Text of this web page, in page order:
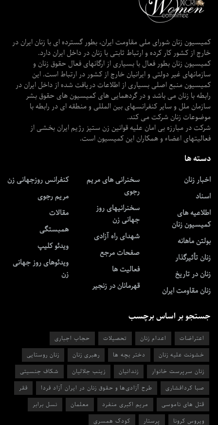
کمیسیون زنان شورای ملی مقاومت ایران، بطور گسترده ای با زنان ایران در
خارج از کشور کار کرده و ارتباط ثابتی با زنان در داخل ایران دارد.
کمیسیون زنان بطور فعال با بسیاری از ارگانهای فعال حقوق زنان و
سازمانهای غیر دولتی و ایرانیان خارج از کشور در ارتباط است. این
کمیسیون منبع اصلی بسیاری از اطلاعات دریافت شده از داخل ایران در
رابطه با زنان می باشد و در گردهمایی های کمیسیون های حقوق بشر
سازمان ملل و سایر کنفرانسهای بین المللی و منطقه ای در رابطه با
موضوعات زنان شرکت می کند.
شرکت در مبارزه بی امان علیه قوانین زن ستیز رژیم ایران بخشی از
فعالیتهای اعضاء و همکاران این کمیسیون است.
دسته ها
اخبار زنان
اسناد
اطلاعیه های
کمیسیون زنان
بولتن ماهانه
زنان تأثیرگذار
زنان در تاریخ
زنان مقاومت ایران
سخنرانی های مریم
رجوی
سخنرانیهای روز
جهانی زن
شهدای راه آزادی
صفحات مرجع
فعالیت ها
قهرمانان در زنجیر
کنفرانس روزجهانی زن
مریم رجوی
مقالات
همبستگی
ویدئو کلیپ
ویدئوهای روز جهانی
زن
جستجو بر اساس برچسب
اعتراضات اعدام زنان تحصیلات
حجاب اجباری
خشونت علیه زنان
دختر بچه ها رهبری زنان
زنان روستایی
زنان سرپرست خانوار
زندانیان زینب جلالیان
شکاف جنسیتی
صبا کردافشاری
طرح آزادی‌ها و حقوق زنان در ایران آزاد فردا
فقر
قتل های ناموسی
مریم اکبری منفرد معلمان
نسل برابر
ویروس کرونا
پرستار کودک همسری